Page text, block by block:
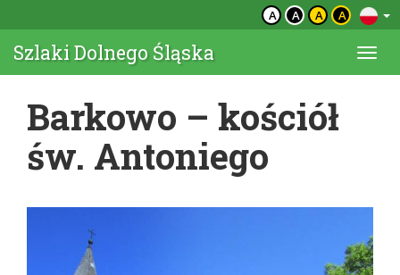
A A A A
Szlaki Dolnego Śląska
Barkowo – kościół
św. Antoniego